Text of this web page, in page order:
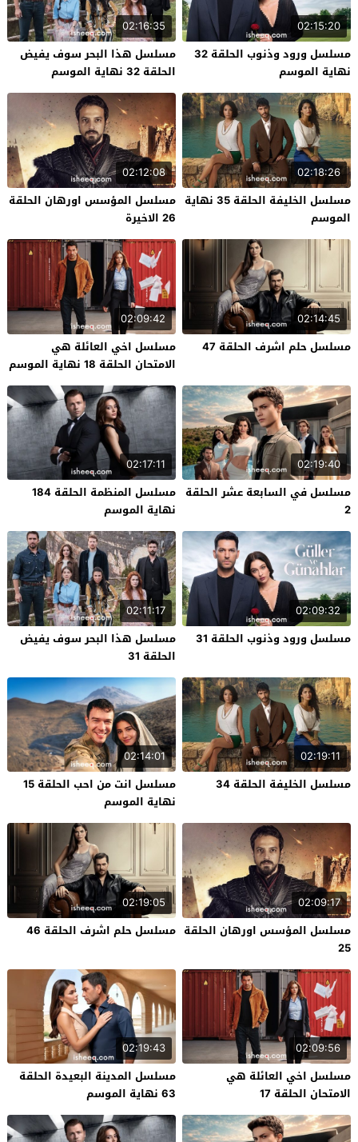
02:15:20
مسلسل ورود وذنوب الحلقة 32
نهاية الموسم
02:16:35
مسلسل هذا البحر سوف يفيض
الحلقة 32 نهاية الموسم
02:18:26
مسلسل الخليفة الحلقة 35 نهاية
الموسم
02:12:08
مسلسل المؤسس اورهان الحلقة
26 الاخيرة
02:14:45
مسلسل حلم اشرف الحلقة 47
02:09:42
مسلسل اخي العائلة هي
الامتحان الحلقة 18 نهاية الموسم
02:19:40
مسلسل في السابعة عشر الحلقة
2
02:17:11
مسلسل المنظمة الحلقة 184
نهاية الموسم
02:09:32
مسلسل ورود وذنوب الحلقة 31
02:11:17
مسلسل هذا البحر سوف يفيض
الحلقة 31
02:19:11
مسلسل الخليفة الحلقة 34
02:14:01
مسلسل انت من احب الحلقة 15
نهاية الموسم
02:09:17
مسلسل المؤسس اورهان الحلقة
25
02:19:05
مسلسل حلم اشرف الحلقة 46
02:09:56
مسلسل اخي العائلة هي
الامتحان الحلقة 17
02:19:43
مسلسل المدينة البعيدة الحلقة
63 نهاية الموسم